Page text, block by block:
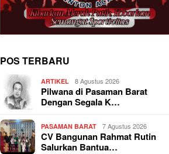
POS TERBARU
ARTIKEL 8 Agustus 2026
Pilwana di Pasaman Barat
Dengan Segala K…
PASAMAN BARAT 7 Agustus 2026
CV Bangunan Rahmat Rutin
Salurkan Bantua…